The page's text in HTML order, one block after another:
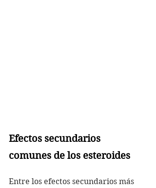
Efectos secundarios
comunes de los esteroides
Entre los efectos secundarios más